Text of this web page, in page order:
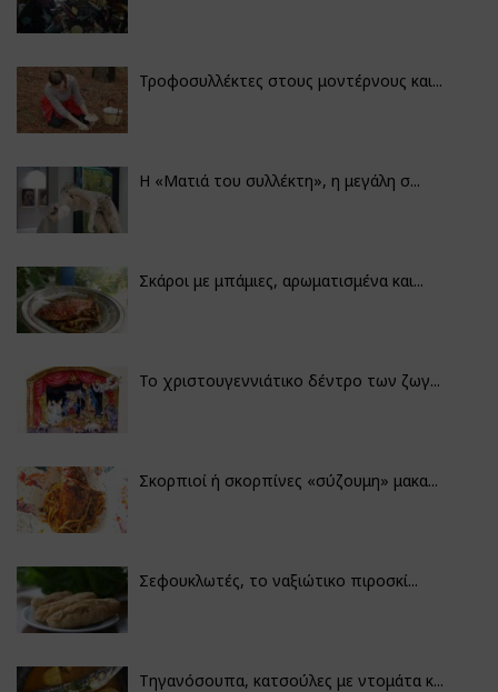
Τροφοσυλλέκτες στους μοντέρνους και...
H «Ματιά του συλλέκτη», η μεγάλη σ...
Σκάροι με μπάμιες, αρωματισμένα και...
Το χριστουγεννιάτικο δέντρο των ζωγ...
Σκορπιοί ή σκορπίνες «σύζουμη» μακα...
Σεφουκλωτές, το ναξιώτικο πιροσκί...
Τηγανόσουπα, κατσούλες με ντομάτα κ...